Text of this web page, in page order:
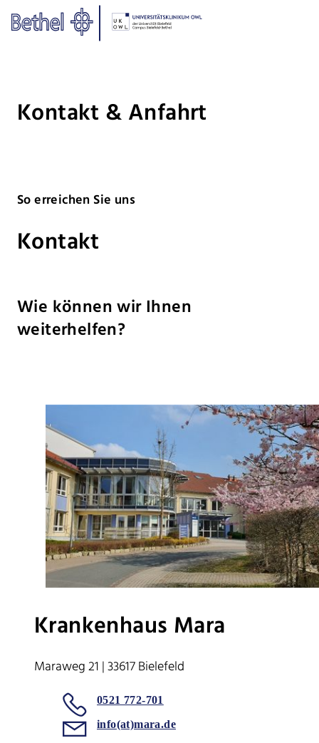
Zum Hauptinhalt springen
Zur Fußzeile springen
Kontakt & Anfahrt
So erreichen Sie uns
Kontakt
Wie können wir Ihnen
weiterhelfen?
Krankenhaus Mara
Maraweg 21 | 33617 Bielefeld
0521 772-701
info(at)mara.de